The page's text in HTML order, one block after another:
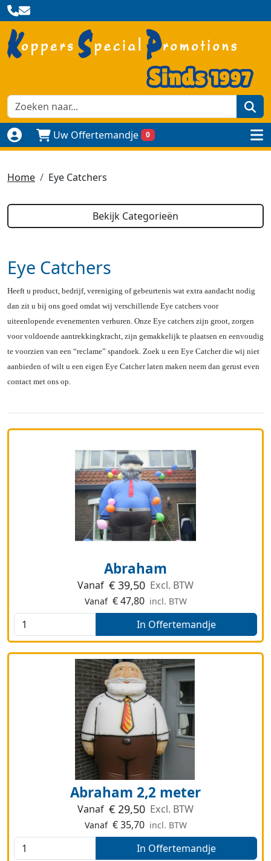
Naar login paginaUw Offertemandje 0
Home Eye Catchers
Bekijk Categorieën
Eye Catchers
Heeft u product, bedrijf, vereniging of gebeurtenis wat extra aandacht nodig
dan zit u bij ons goed omdat wij verschillende Eye catchers voor
uiteenlopende evenementen verhuren. Onze Eye catchers zijn groot, zorgen
voor voldoende aantrekkingkracht, zijn gemakkelijk te plaatsen en eenvoudig
te voorzien van een “reclame” spandoek. Zoek u een Eye Catcher die wij niet
aanbieden of wilt u een eigen Eye Catcher laten maken neem dan gerust even
contact met ons op.
Abraham
Vanaf € 39,50 Excl. BTW
Vanaf € 47,80 incl. BTW
In Offertemandje
Abraham 2,2 meter
Vanaf € 29,50 Excl. BTW
Vanaf € 35,70 incl. BTW
In Offertemandje